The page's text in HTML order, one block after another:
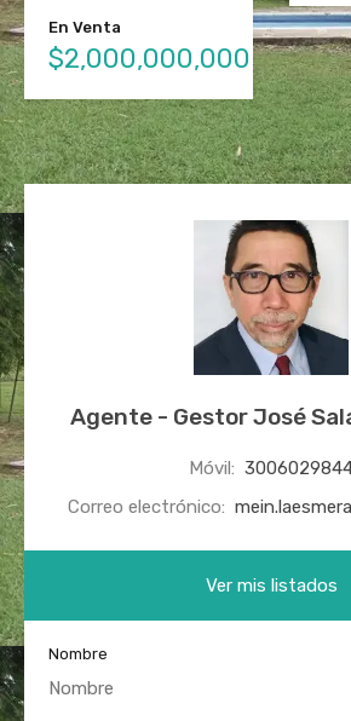
En Venta
$2,000,000,000
Agente - Gestor José
Móvil:
Correo electrónico:
Ver mis listados
Nombre